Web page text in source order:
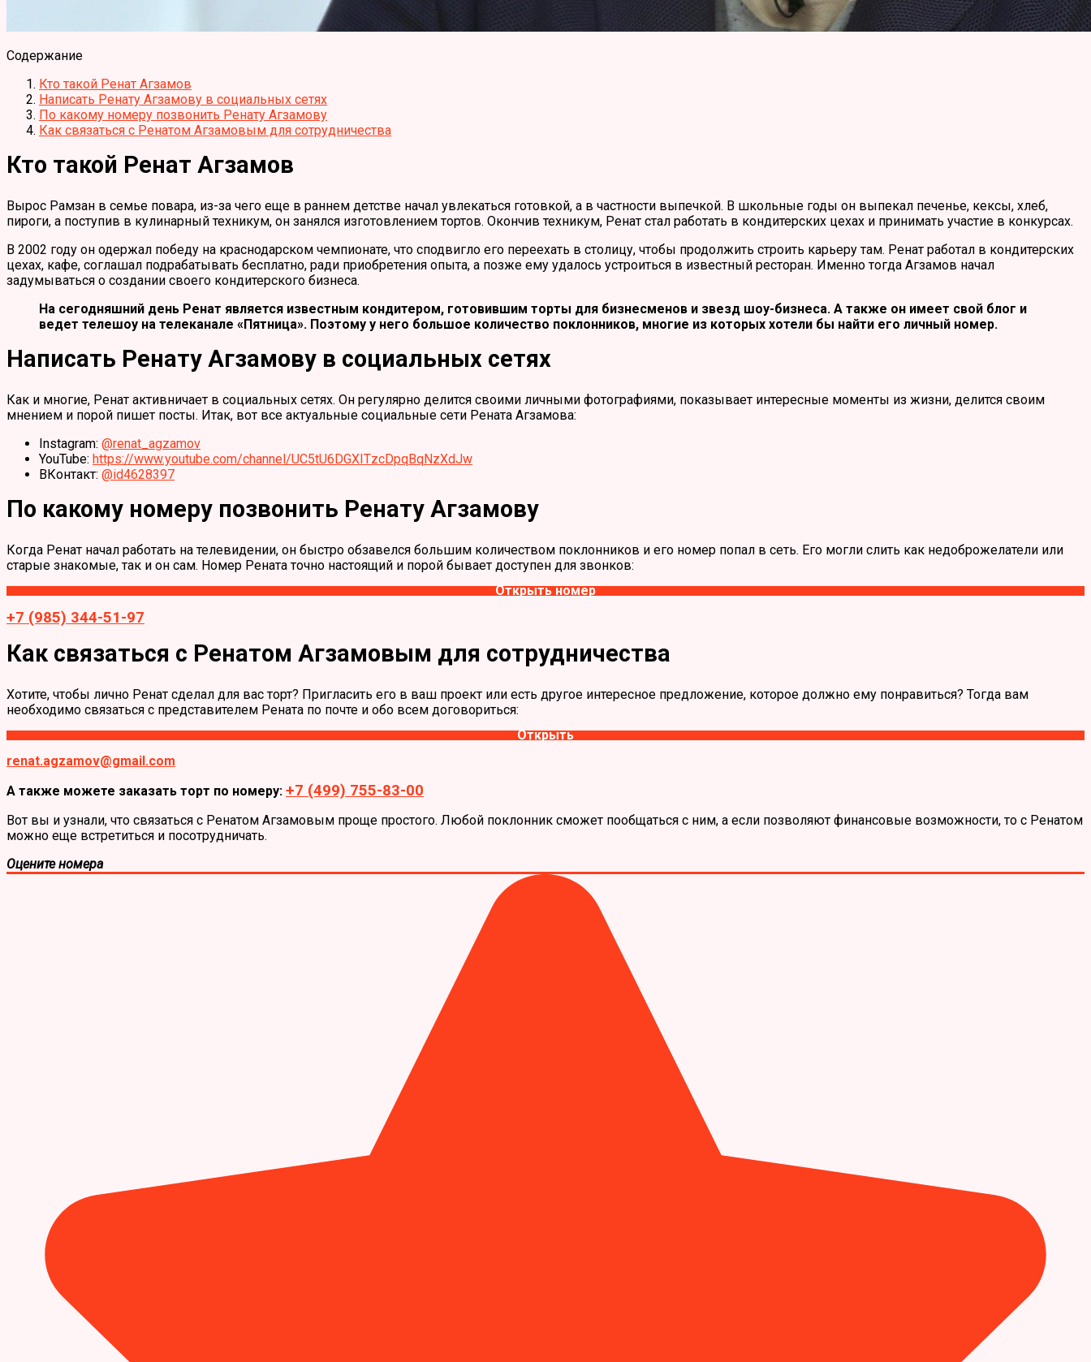
Содержание
Кто такой Ренат Агзамов
Написать Ренату Агзамову в социальных сетях
По какому номеру позвонить Ренату Агзамову
Как связаться с Ренатом Агзамовым для сотрудничества
Кто такой Ренат Агзамов
Вырос Рамзан в семье повара, из-за чего еще в раннем детстве начал увлекаться готовкой, а в частности выпечкой. В школьные годы он выпекал печенье, кексы, хлеб,
пироги, а поступив в кулинарный техникум, он занялся изготовлением тортов. Окончив техникум, Ренат стал работать в кондитерских цехах и принимать участие в конкурсах.
В 2002 году он одержал победу на краснодарском чемпионате, что сподвигло его переехать в столицу, чтобы продолжить строить карьеру там. Ренат работал в кондитерских
цехах, кафе, соглашал подрабатывать бесплатно, ради приобретения опыта, а позже ему удалось устроиться в известный ресторан. Именно тогда Агзамов начал
задумываться о создании своего кондитерского бизнеса.
На сегодняшний день Ренат является известным кондитером, готовившим торты для бизнесменов и звезд шоу-бизнеса. А также он имеет свой блог и
ведет телешоу на телеканале «Пятница». Поэтому у него большое количество поклонников, многие из которых хотели бы найти его личный номер.
Написать Ренату Агзамову в социальных сетях
Как и многие, Ренат активничает в социальных сетях. Он регулярно делится своими личными фотографиями, показывает интересные моменты из жизни, делится своим
мнением и порой пишет посты. Итак, вот все актуальные социальные сети Рената Агзамова:
Instagram: @renat_agzamov
YouTube: https://www.youtube.com/channel/UC5tU6DGXITzcDpqBqNzXdJw
ВКонтакт: @id4628397
По какому номеру позвонить Ренату Агзамову
Когда Ренат начал работать на телевидении, он быстро обзавелся большим количеством поклонников и его номер попал в сеть. Его могли слить как недоброжелатели или
старые знакомые, так и он сам. Номер Рената точно настоящий и порой бывает доступен для звонков:
Открыть номер
+7 (985) 344-51-97
Как связаться с Ренатом Агзамовым для сотрудничества
Хотите, чтобы лично Ренат сделал для вас торт? Пригласить его в ваш проект или есть другое интересное предложение, которое должно ему понравиться? Тогда вам
необходимо связаться с представителем Рената по почте и обо всем договориться:
Открыть
renat.agzamov@gmail.com
А также можете заказать торт по номеру: +7 (499) 755-83-00
Вот вы и узнали, что связаться с Ренатом Агзамовым проще простого. Любой поклонник сможет пообщаться с ним, а если позволяют финансовые возможности, то с Ренатом
можно еще встретиться и посотрудничать.
Оцените номера